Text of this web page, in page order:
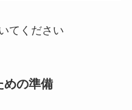
てください
めの準備